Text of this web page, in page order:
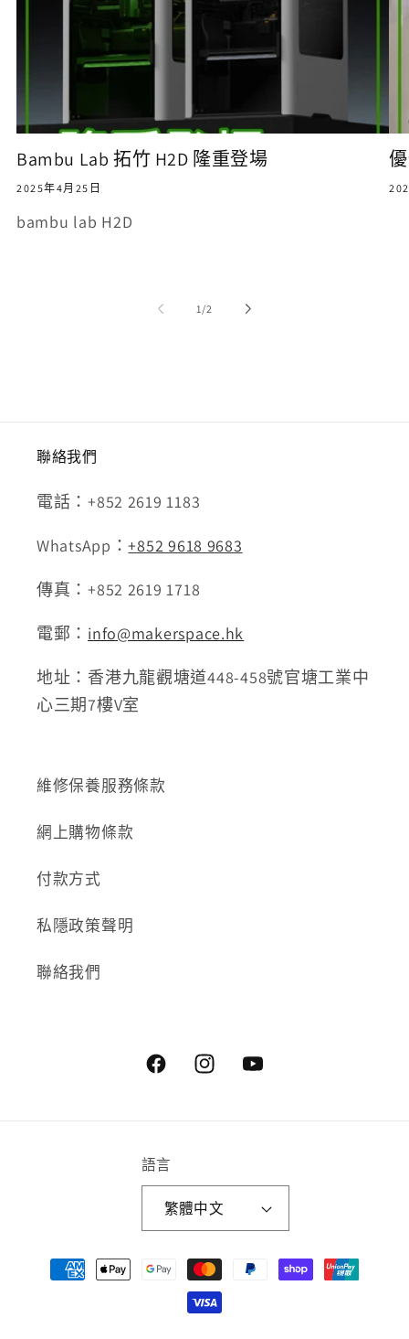
Bambu Lab 拓竹 H2D 隆重登場
2025年4月25日
bambu lab H2D
1 //2
聯絡我們
電話：+852 2619 1183
WhatsApp：+852 9618 9683
傳真：+852 2619 1718
電郵： info@makerspace.hk
地址：香港九龍觀塘道448-458號官塘工業中
心三期7樓V室
維修保養服務條款
網上購物條款
付款方式
私隱政策聲明
聯絡我們
FacebookInstagramYouTube
語言
繁體中文
付
款